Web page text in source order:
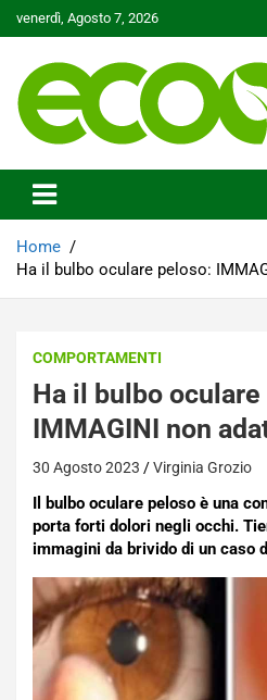
to
venerdì, Agosto 7, 2026
Ecoo.it
Home
Ha il bulbo oculare peloso:
COMPORTAMENTI
Ha il bulbo
IMMAGINI non
30 Agosto 2023 Virginia Grozio
Il bulbo oculare peloso è una
porta forti dolori negli occhi.
immagini da brivido di un caso